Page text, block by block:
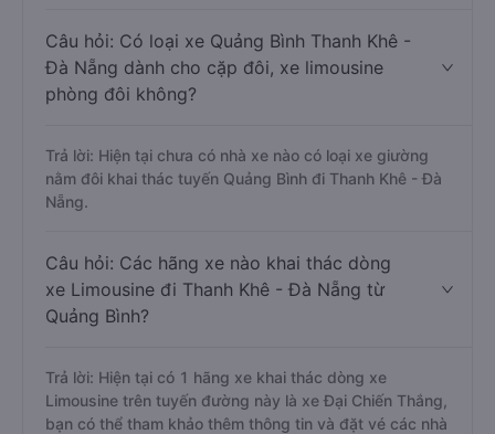
Câu hỏi: Có loại xe Quảng Bình Thanh Khê -
Đà Nẵng dành cho cặp đôi, xe limousine
phòng đôi không?
Trả lời: Hiện tại chưa có nhà xe nào có loại xe giường
nằm đôi khai thác tuyến Quảng Bình đi Thanh Khê - Đà
Nẵng.
Câu hỏi: Các hãng xe nào khai thác dòng
xe Limousine đi Thanh Khê - Đà Nẵng từ
Quảng Bình?
Trả lời: Hiện tại có 1 hãng xe khai thác dòng xe
Limousine trên tuyến đường này là xe Đại Chiến Thắng,
bạn có thể tham khảo thêm thông tin và đặt vé các nhà